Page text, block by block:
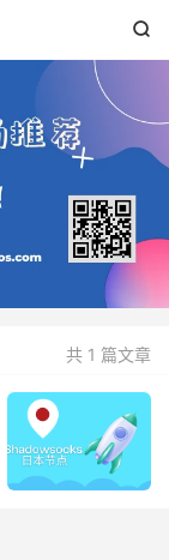

共 1 篇文章